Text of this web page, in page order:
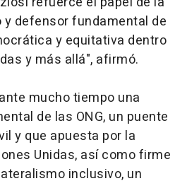
y defensor fundamental de
y equitativa dentro
y más allá", afirmó.
mucho tiempo una
de las ONG, un puente
y que apuesta por la
Unidas, así como firme
inclusivo, un